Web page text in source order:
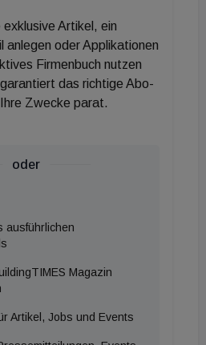
Transportbeton und
FJ Eder und sein Sohn
„die Staffelübergabe voll im
jährige Unternehmer. Er
gewählt. Die darin vereinten
Sensorium für die
wird mehr Ortbeton
ansteht, werden die
Eder und seine
exklusive Artikel, ein
anlegen oder Applikationen
Firmenbuch nutzen
das richtige Abo-
Zwecke parat.
oder
ausführlichen
Magazin
Artikel, Jobs und Events